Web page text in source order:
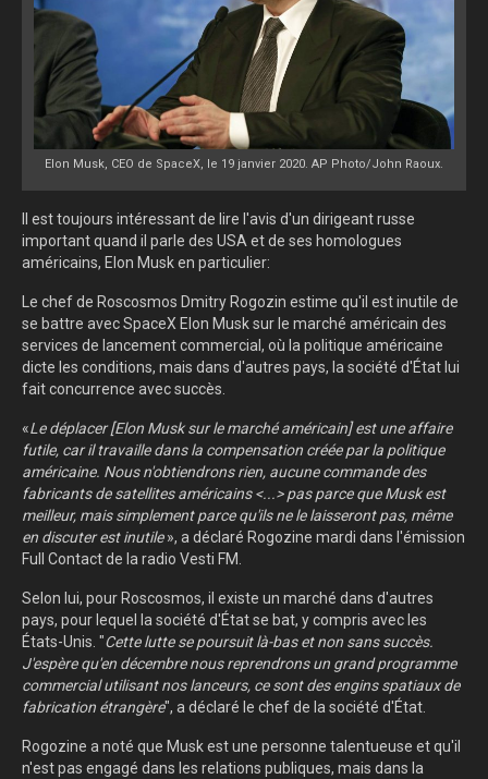
Elon Musk, CEO de SpaceX, le 19 janvier 2020. AP Photo/John Raoux.
Il est toujours intéressant de lire l'avis d'un dirigeant russe
important quand il parle des USA et de ses homologues
américains, Elon Musk en particulier:
Le chef de Roscosmos Dmitry Rogozin estime qu'il est inutile de
se battre avec SpaceX Elon Musk sur le marché américain des
services de lancement commercial, où la politique américaine
dicte les conditions, mais dans d'autres pays, la société d'État lui
fait concurrence avec succès.
«Le déplacer [Elon Musk sur le marché américain] est une affaire
futile, car il travaille dans la compensation créée par la politique
américaine. Nous n'obtiendrons rien, aucune commande des
fabricants de satellites américains <...> pas parce que Musk est
meilleur, mais simplement parce qu'ils ne le laisseront pas, même
en discuter est inutile», a déclaré Rogozine mardi dans l'émission
Full Contact de la radio Vesti FM.
Selon lui, pour Roscosmos, il existe un marché dans d'autres
pays, pour lequel la société d'État se bat, y compris avec les
États-Unis. "Cette lutte se poursuit là-bas et non sans succès.
J'espère qu'en décembre nous reprendrons un grand programme
commercial utilisant nos lanceurs, ce sont des engins spatiaux de
fabrication étrangère", a déclaré le chef de la société d'État.
Rogozine a noté que Musk est une personne talentueuse et qu'il
n'est pas engagé dans les relations publiques, mais dans la